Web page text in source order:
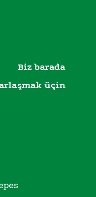
Biz barada
üçin